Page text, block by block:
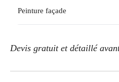
Peinture façade
Devis gratuit et détaillé